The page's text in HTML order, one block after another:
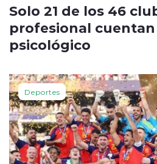
Solo 21 de los 46
profesional
psicológico
Deportes